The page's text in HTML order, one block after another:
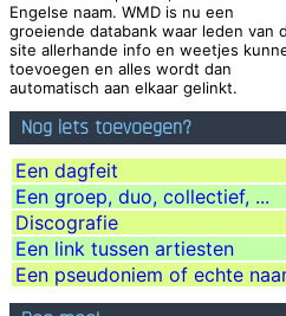
love? I really need to learn. ~
of the world anyway~ George
we'd all love one another.~ Frank
I appreciate it so much.
~
Excuse me while I kiss the sky~ Jimi
tough call. That´s rebellion.~ Alice
Of What I Go Through~ Lenny
In The Back Yard On A Hot
Something Said Long Ago~ Louis
Engelse naam. WMD is nu een
groeiende databank waar leden van
site allerhande info en weetjes
toevoegen en alles wordt dan
automatisch aan elkaar gelinkt.
Nog iets toevoegen?
Een dagfeit
Een groep, duo, collectief, ...
Discografie
Een link tussen artiesten
Een pseudoniem of echte